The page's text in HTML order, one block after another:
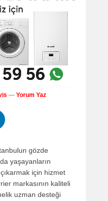
— Yorum Yaz
gözde
yaşayanların
için hizmet
markasının kaliteli
uzman desteği